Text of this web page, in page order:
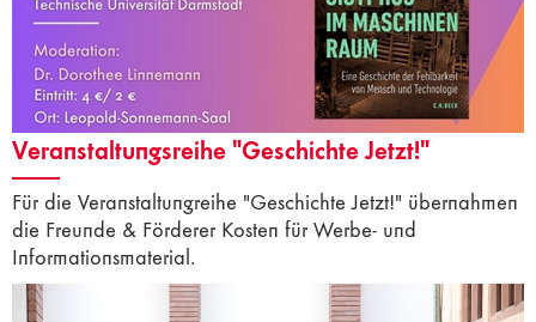
Veranstaltungsreihe "Geschichte Jetzt!"
Für die Veranstaltungreihe "Geschichte Jetzt!" übernahmen
die Freunde & Förderer Kosten für Werbe- und
Informationsmaterial.